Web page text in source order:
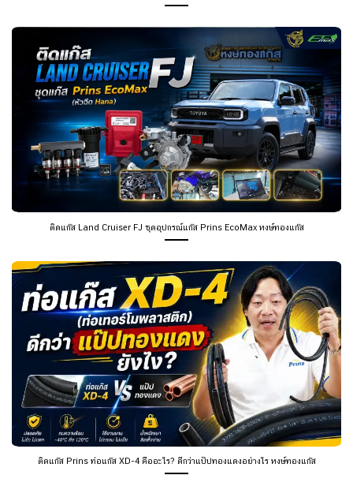
ติดแก๊ส Land Cruiser FJ ชุดอุปกรณ์แก๊ส Prins EcoMax หงษ์ทองแก๊ส
ติดแก๊ส Prins ท่อแก๊ส XD-4 คืออะไร? ดีกว่าแป๊ปทองแดงอย่างไร หงษ์ทองแก๊ส